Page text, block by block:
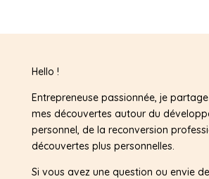
Hello !
Entrepreneuse passionnée, je
mes découvertes autour du
personnel, de la reconversion
découvertes plus personnelles.
Si vous avez une question ou envie